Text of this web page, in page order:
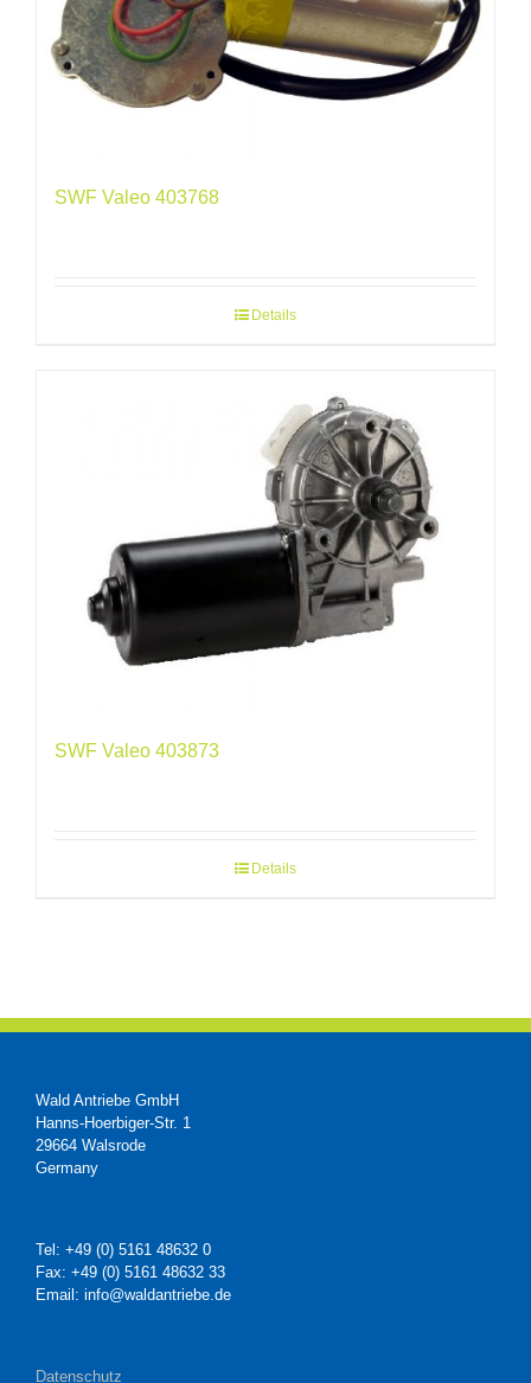
SWF Valeo 403768
Details
SWF Valeo 403873
Details
Wald Antriebe GmbH
Hanns-Hoerbiger-Str. 1
29664 Walsrode
Germany
Tel: +49 (0) 5161 48632 0
Fax: +49 (0) 5161 48632 33
Email: info@waldantriebe.de
Datenschutz